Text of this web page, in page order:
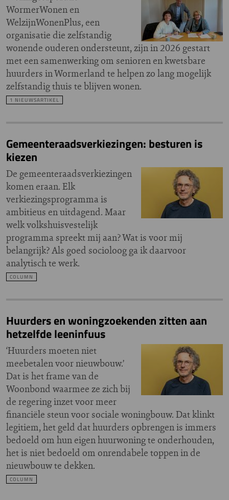
WormerWonen en
WelzijnWonenPlus, een
organisatie die zelfstandig
wonende ouderen ondersteunt, zijn in 2026 gestart
met een samenwerking om senioren en kwetsbare
huurders in Wormerland te helpen zo lang mogelijk
zelfstandig thuis te blijven wonen.
1 NIEUWSARTIKEL
Gemeenteraadsverkiezingen: besturen is
kiezen
De gemeenteraadsverkiezingen
komen eraan. Elk
verkiezingsprogramma is
ambitieus en uitdagend. Maar
welk volkshuisvestelijk
programma spreekt mij aan? Wat is voor mij
belangrijk? Als goed socioloog ga ik daarvoor
analytisch te werk.
COLUMN
Huurders en woningzoekenden zitten aan
hetzelfde leeninfuus
‘Huurders moeten niet
meebetalen voor nieuwbouw.’
Dat is het frame van de
Woonbond waarmee ze zich bij
de regering inzet voor meer
financiële steun voor sociale woningbouw. Dat klinkt
legitiem, het geld dat huurders opbrengen is immers
bedoeld om hun eigen huurwoning te onderhouden,
het is niet bedoeld om onrendabele toppen in de
nieuwbouw te dekken.
COLUMN